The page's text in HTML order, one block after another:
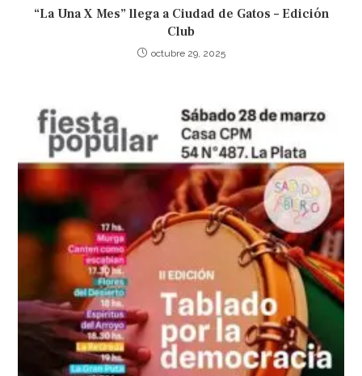
“La Una X Mes” llega a Ciudad de Gatos – Edición
Club
octubre 29, 2025